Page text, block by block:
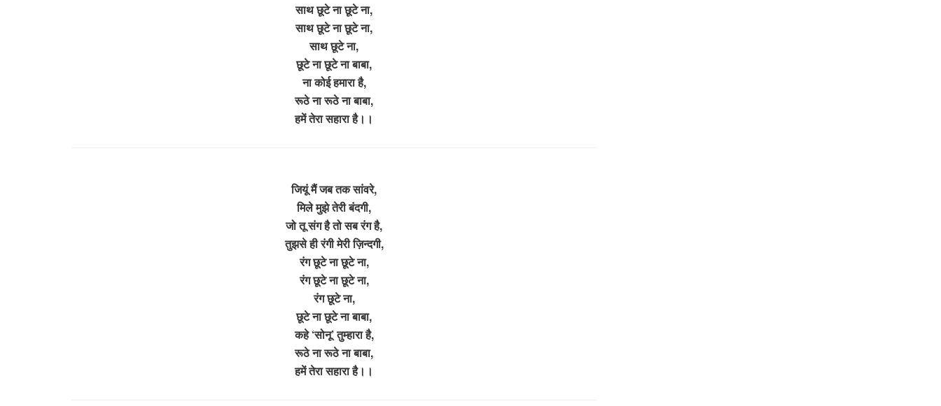
साथ छूटे ना छूटे ना,
साथ छूटे ना छूटे ना,
साथ छूटे ना,
छूटे ना छूटे ना बाबा,
ना कोई हमारा है,
रूठे ना रूठे ना बाबा,
हमें तेरा सहारा है।।
जियूं मैं जब तक सांवरे,
मिले मुझे तेरी बंदगी,
जो तू संग है तो सब रंग है,
तुझसे ही रंगी मेरी ज़िन्दगी,
रंग छूटे ना छूटे ना,
रंग छूटे ना छूटे ना,
रंग छूटे ना,
छूटे ना छूटे ना बाबा,
कहे ‘सोनू’ तुम्हारा है,
रूठे ना रूठे ना बाबा,
हमें तेरा सहारा है।।